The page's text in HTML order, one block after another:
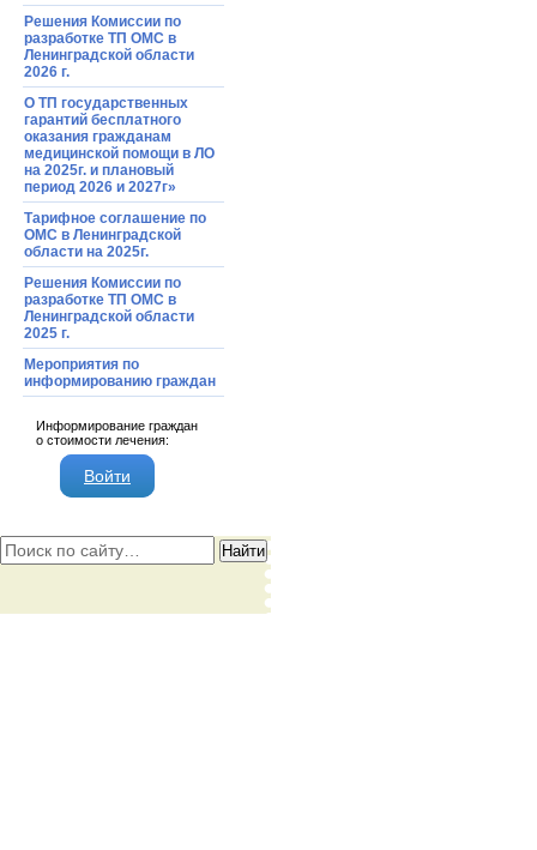
Решения Комиссии по
разработке ТП ОМС в
Ленинградской области
2026 г.
О ТП государственных
гарантий бесплатного
оказания гражданам
медицинской помощи в ЛО
на 2025г. и плановый
период 2026 и 2027г»
Тарифное соглашение по
ОМС в Ленинградской
области на 2025г.
Решения Комиссии по
разработке ТП ОМС в
Ленинградской области
2025 г.
Мероприятия по
информированию граждан
Информирование граждан
о стоимости лечения:
Войти